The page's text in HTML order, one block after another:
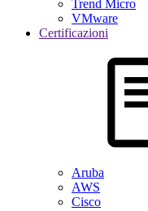
Trend Micro
VMware
Certificazioni
Aruba
AWS
Cisco